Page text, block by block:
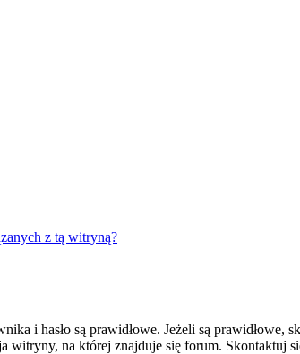
z tą witryną?
i hasło są prawidłowe. Jeżeli są prawidłowe,
witryny, na której znajduje się forum.